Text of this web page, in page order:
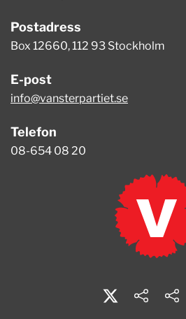
Postadress
Box 12660, 112 93 Stockholm
E-post
info@vansterpartiet.se
Telefon
08-654 08 20